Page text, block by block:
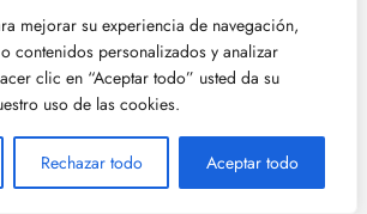
mejorar su experiencia de navegación,
contenidos personalizados y analizar
clic en “Aceptar todo” usted da su
uso de las cookies.
Rechazar todo Aceptar todo
capacitancia máxima de los
capacitor cerámicos?